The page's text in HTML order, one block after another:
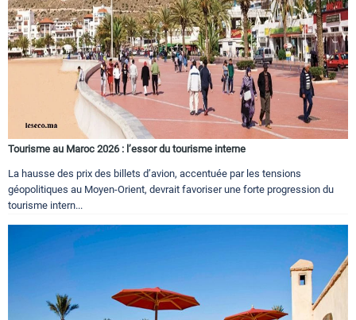
Tourisme au Maroc 2026 : l’essor du tourisme interne
La hausse des prix des billets d’avion, accentuée par les tensions
géopolitiques au Moyen-Orient, devrait favoriser une forte progression du
tourisme intern...